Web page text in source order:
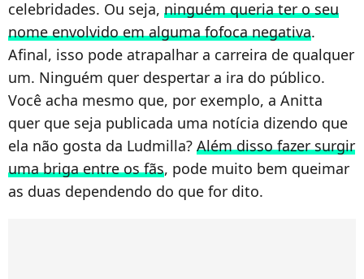
celebridades. Ou seja, ninguém queria ter o seu
nome envolvido em alguma fofoca negativa.
Afinal, isso pode atrapalhar a carreira de qualquer
um. Ninguém quer despertar a ira do público.
Você acha mesmo que, por exemplo, a Anitta
quer que seja publicada uma notícia dizendo que
ela não gosta da Ludmilla? Além disso fazer surgir
uma briga entre os fãs, pode muito bem queimar
as duas dependendo do que for dito.